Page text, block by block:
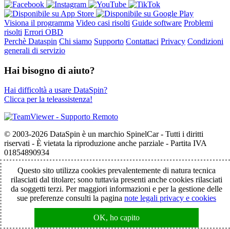
Visiona il programma Video casi risolti Guide software Problemi
risolti Errori OBD
Perchè Dataspin Chi siamo Supporto Contattaci Privacy Condizioni
generali di servizio
Hai bisogno di aiuto?
Hai difficoltà a usare DataSpin?
Clicca per la teleassistenza!
© 2003-2026 DataSpin è un marchio SpinelCar - Tutti i diritti
riservati - È vietata la riproduzione anche parziale - Partita IVA
01854890934
Questo sito utilizza cookies prevalentemente di natura tecnica
rilasciati dal titolare; sono tuttavia presenti anche cookies rilasciati
da soggetti terzi. Per maggiori informazioni e per la gestione delle
sue preferenze consulti la pagina note legali privacy e cookies
OK, ho capito